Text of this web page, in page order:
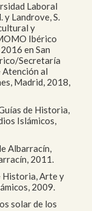
Laboral
y Landrove, S.
y
Ibérico
en San
Secretaría
Atención al
Madrid, 2018,
de Historia,
Islámicos,
Albarracín,
2011.
Historia, Arte y
2009.
solar de los